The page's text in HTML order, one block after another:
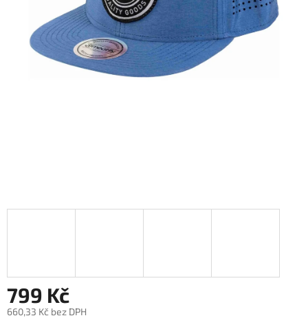
799 Kč
660,33 Kč bez DPH